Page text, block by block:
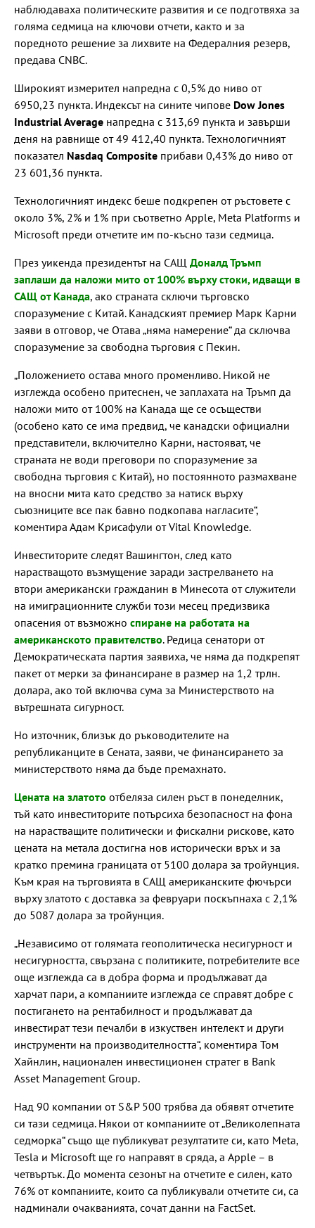
наблюдаваха политическите развития и се подготвяха за
голяма седмица на ключови отчети, както и за
поредното решение за лихвите на Федералния резерв,
предава CNBC.
Широкият измерител напредна с 0,5% до ниво от
6950,23 пункта. Индексът на сините чипове Dow Jones
Industrial Average напредна с 313,69 пункта и завърши
деня на равнище от 49 412,40 пункта. Технологичният
показател Nasdaq Composite прибави 0,43% до ниво от
23 601,36 пункта.
Технологичният индекс беше подкрепен от ръстовете с
около 3%, 2% и 1% при съответно Apple, Meta Platforms и
Microsoft преди отчетите им по-късно тази седмица.
През уикенда президентът на САЩ Доналд Тръмп
заплаши да наложи мито от 100% върху стоки, идващи в
САЩ от Канада, ако страната сключи търговско
споразумение с Китай. Канадският премиер Марк Карни
заяви в отговор, че Отава „няма намерение“ да сключва
споразумение за свободна търговия с Пекин.
„Положението остава много променливо. Никой не
изглежда особено притеснен, че заплахата на Тръмп да
наложи мито от 100% на Канада ще се осъществи
(особено като се има предвид, че канадски официални
представители, включително Карни, настояват, че
страната не води преговори по споразумение за
свободна търговия с Китай), но постоянното размахване
на вносни мита като средство за натиск върху
съюзниците все пак бавно подкопава нагласите“,
коментира Адам Крисафули от Vital Knowledge.
Инвеститорите следят Вашингтон, след като
нарастващото възмущение заради застрелването на
втори американски гражданин в Минесота от служители
на имиграционните служби този месец предизвика
опасения от възможно спиране на работата на
американското правителство. Редица сенатори от
Демократическата партия заявиха, че няма да подкрепят
пакет от мерки за финансиране в размер на 1,2 трлн.
долара, ако той включва сума за Министерството на
вътрешната сигурност.
Но източник, близък до ръководителите на
републиканците в Сената, заяви, че финансирането за
министерството няма да бъде премахнато.
Цената на златото отбеляза силен ръст в понеделник,
тъй като инвеститорите потърсиха безопасност на фона
на нарастващите политически и фискални рискове, като
цената на метала достигна нов исторически връх и за
кратко премина границата от 5100 долара за тройунция.
Към края на търговията в САЩ американските фючърси
върху златото с доставка за февруари поскъпнаха с 2,1%
до 5087 долара за тройунция.
„Независимо от голямата геополитическа несигурност и
несигурността, свързана с политиките, потребителите все
още изглежда са в добра форма и продължават да
харчат пари, а компаниите изглежда се справят добре с
постигането на рентабилност и продължават да
инвестират тези печалби в изкуствен интелект и други
инструменти на производителността“, коментира Том
Хайнлин, национален инвестиционен стратег в Bank
Asset Management Group.
Над 90 компании от S&P 500 трябва да обявят отчетите
си тази седмица. Някои от компаниите от „Великолепната
седморка“ също ще публикуват резултатите си, като Meta,
Tesla и Microsoft ще го направят в сряда, а Apple – в
четвъртък. До момента сезонът на отчетите е силен, като
76% от компаниите, които са публикували отчетите си, са
надминали очакванията, сочат данни на FactSet.